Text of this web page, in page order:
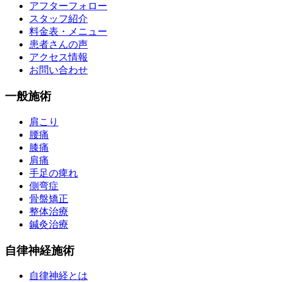
アフターフォロー
スタッフ紹介
料金表・メニュー
患者さんの声
アクセス情報
お問い合わせ
一般施術
肩こり
腰痛
膝痛
肩痛
手足の痺れ
側弯症
骨盤矯正
整体治療
鍼灸治療
自律神経施術
自律神経とは